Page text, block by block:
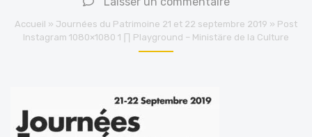
Accueil » Journées du Patrimoine 21 et 22 septembre 2019 » Post
Instagram 1080×1080 1 ∏ Playground – Ministäre de la Culture